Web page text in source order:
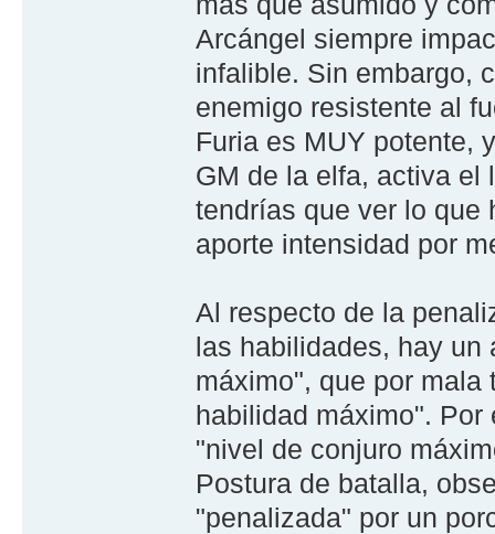
Arcángel siempre
infalible. Sin embargo,
enemigo resistente al
Furia es MUY potente,
GM de la elfa, activa el
tendrías que ver lo que
aporte intensidad por
Al respecto de la
las habilidades, hay un
máximo", que por
habilidad máximo". Por
"nivel de conjuro
Postura de batalla,
"penalizada" por un